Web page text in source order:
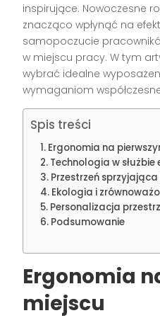
inspirujące. Nowoczesne
znacząco wpłynąć na
samopoczucie
w miejscu pracy. W tym
wybrać idealne
wymaganiom
Spis treści
Ergonomia na
Technologia w
Przestrzeń
Ekologia i
Personalizacja
Podsumowanie
Ergonomia
miejscu